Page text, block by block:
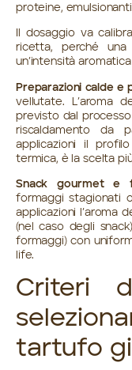
proteine,
Il dosaggio va
ricetta, perché
un’intensità
Preparazioni calde e
vellutate. L’aroma
previsto dal
riscaldamento da
applicazioni il
termica, è la scelta
Snack gourmet e
formaggi stagionati
applicazioni l’aroma
(nel caso degli
formaggi) con
life.
Criteri
tartufo